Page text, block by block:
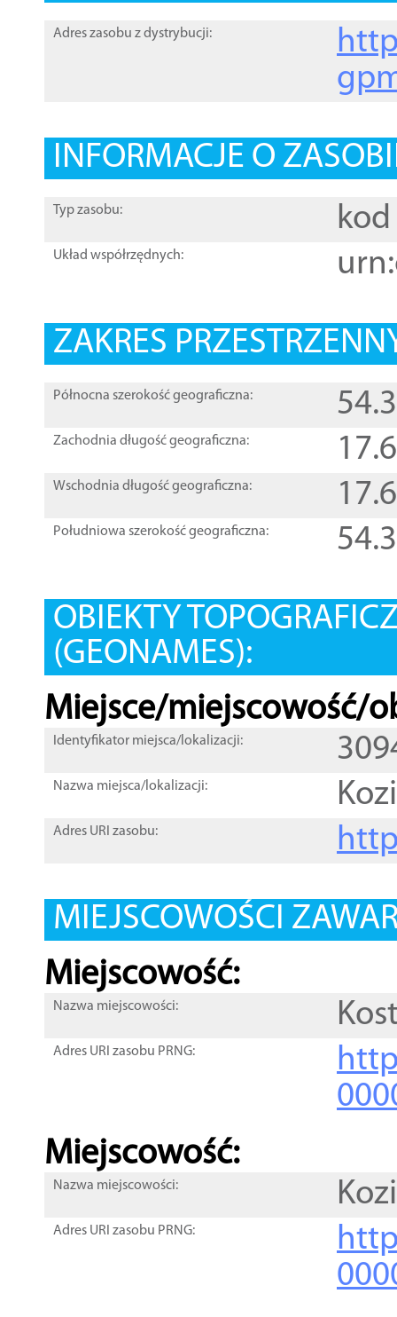
Adres zasobu z dystrybucji:
INFORMACJE O
Typ zasobu: kod
Układ współrzędnych:
ZAKRES
Północna szerokość geograficzna:
Zachodnia długość geograficzna:
Wschodnia długość geograficzna:
Południowa szerokość geograficzna:
OBIEKTY
(GEONAMES):
Miejsce/miejscowość/
Identyfikator miejsca/lokalizacji:
Nazwa miejsca/lokalizacji:
Adres URI zasobu:
MIEJSCOWOŚCI
Miejscowość:
Nazwa miejscowości:
Adres URI zasobu PRNG:
Miejscowość:
Nazwa miejscowości:
Adres URI zasobu PRNG: